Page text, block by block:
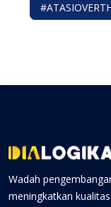
Wadah
meningkatkan